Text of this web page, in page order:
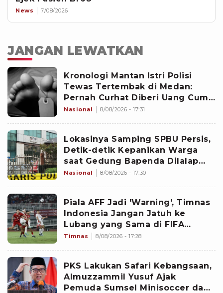
News 7/08/2026
JANGAN LEWATKAN
Kronologi Mantan Istri Polisi
Tewas Tertembak di Medan:
Pernah Curhat Diberi Uang Cuma
Rp10 Ribu
Nasional 8/08/2026 - 17:31
Lokasinya Samping SPBU Persis,
Detik-detik Kepanikan Warga
saat Gedung Bapenda Dilalap
Api: Teriak Semua!
Nasional 8/08/2026 - 17:30
Piala AFF Jadi 'Warning', Timnas
Indonesia Jangan Jatuh ke
Lubang yang Sama di FIFA
ASEAN Cup 2026
Timnas 8/08/2026 - 17:28
PKS Lakukan Safari Kebangsaan,
Almuzzammil Yusuf Ajak
Pemuda Sumsel Minisoccer dan